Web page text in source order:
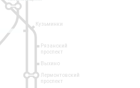
Кузьминки
Рязанский
проспект
Выхино
Лермонтовский
проспект